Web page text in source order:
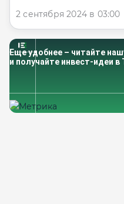
2 сентября 2024 в 03:00
Еще удобнее – читайте
и получайте инвест-идеи в